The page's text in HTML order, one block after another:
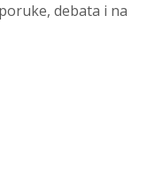
debata i na